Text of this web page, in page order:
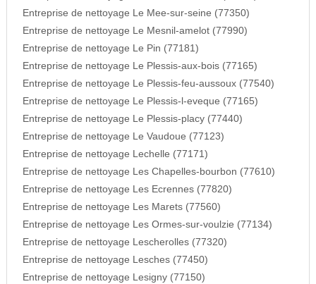
Entreprise de nettoyage Le Mee-sur-seine (77350)
Entreprise de nettoyage Le Mesnil-amelot (77990)
Entreprise de nettoyage Le Pin (77181)
Entreprise de nettoyage Le Plessis-aux-bois (77165)
Entreprise de nettoyage Le Plessis-feu-aussoux (77540)
Entreprise de nettoyage Le Plessis-l-eveque (77165)
Entreprise de nettoyage Le Plessis-placy (77440)
Entreprise de nettoyage Le Vaudoue (77123)
Entreprise de nettoyage Lechelle (77171)
Entreprise de nettoyage Les Chapelles-bourbon (77610)
Entreprise de nettoyage Les Ecrennes (77820)
Entreprise de nettoyage Les Marets (77560)
Entreprise de nettoyage Les Ormes-sur-voulzie (77134)
Entreprise de nettoyage Lescherolles (77320)
Entreprise de nettoyage Lesches (77450)
Entreprise de nettoyage Lesigny (77150)